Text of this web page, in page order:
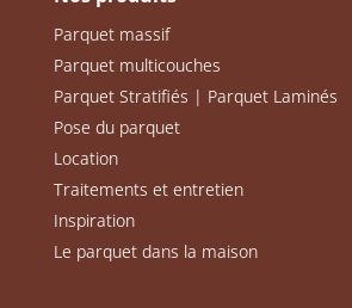
Parquet massif
Parquet multicouches
Parquet Stratifiés | Parquet Laminés
Pose du parquet
Location
Traitements et entretien
Inspiration
Le parquet dans la maison